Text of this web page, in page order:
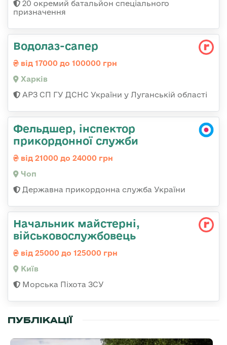
20 окремий батальйон спеціального
призначення
Водолаз-сапер
від 17000 до 100000 грн
Харків
АРЗ СП ГУ ДСНС України у Луганській області
Фельдшер, інспектор
прикордонної служби
від 21000 до 24000 грн
Чоп
Державна прикордонна служба України
Начальник майстерні,
військовослужбовець
від 25000 до 125000 грн
Київ
Морська Піхота ЗСУ
ПУБЛІКАЦІЇ